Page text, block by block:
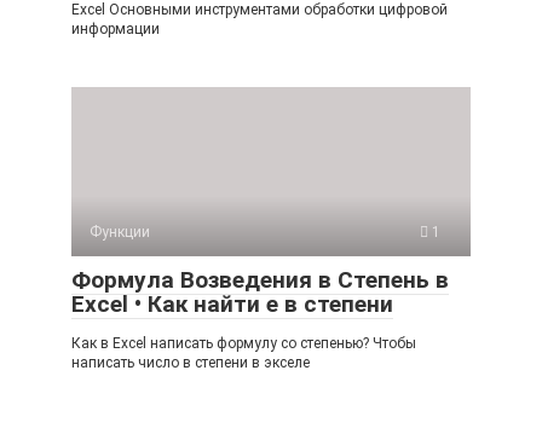
Excel Основными инструментами обработки цифровой
информации
Функции 1
Формула Возведения в Степень в
Excel • Как найти е в степени
Как в Excel написать формулу со степенью? Чтобы
написать число в степени в экселе